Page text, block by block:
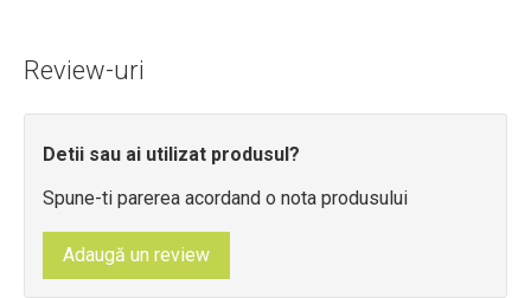
Review-uri
Detii sau ai utilizat produsul?
Spune-ti parerea acordand o nota produsului
Adaugă un review